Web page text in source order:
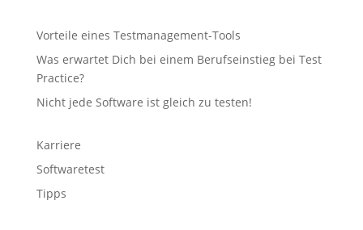
Vorteile eines Testmanagement-Tools
Was erwartet Dich bei einem Berufseinstieg bei Test
Practice?
Nicht jede Software ist gleich zu testen!
Karriere
Softwaretest
Tipps